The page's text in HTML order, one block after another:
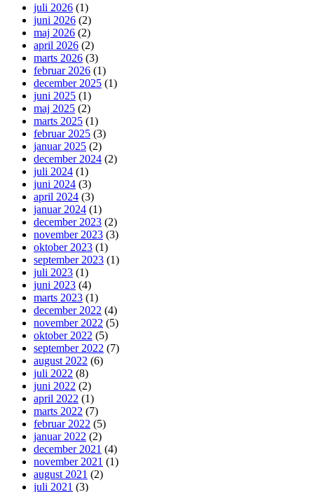
juli 2026 (1)
juni 2026 (2)
maj 2026 (2)
april 2026 (2)
marts 2026 (3)
februar 2026 (1)
december 2025 (1)
juni 2025 (1)
maj 2025 (2)
marts 2025 (1)
februar 2025 (3)
januar 2025 (2)
december 2024 (2)
juli 2024 (1)
juni 2024 (3)
april 2024 (3)
januar 2024 (1)
december 2023 (2)
november 2023 (3)
oktober 2023 (1)
september 2023 (1)
juli 2023 (1)
juni 2023 (4)
marts 2023 (1)
december 2022 (4)
november 2022 (5)
oktober 2022 (5)
september 2022 (7)
august 2022 (6)
juli 2022 (8)
juni 2022 (2)
april 2022 (1)
marts 2022 (7)
februar 2022 (5)
januar 2022 (2)
december 2021 (4)
november 2021 (1)
august 2021 (2)
juli 2021 (3)